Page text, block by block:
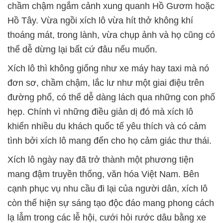
chầm chậm ngắm cảnh xung quanh Hồ Gươm hoặc
Hồ Tây. Vừa ngồi xích lô vừa hít thở không khí
thoáng mát, trong lành, vừa chụp ảnh và họ cũng có
thể dễ dừng lại bất cứ đâu nếu muốn.
Xích lô thì không giống như xe máy hay taxi mà nó
đơn sơ, chầm chậm, lắc lư như một giai điệu trên
đường phố, có thể dễ dàng lách qua những con phố
hẹp. Chính vì những điều giản dị đó mà xích lô
khiến nhiều du khách quốc tế yêu thích và có cảm
tình bởi xích lô mang đến cho họ cảm giác thư thái.
Xích lô ngày nay đã trở thành một phương tiện
mang đậm truyền thống, văn hóa Việt Nam. Bên
cạnh phục vụ nhu cầu đi lại của người dân, xích lô
còn thể hiện sự sáng tạo độc đáo mang phong cách
lạ lẫm trong các lễ hội, cưới hỏi rước dâu bằng xe